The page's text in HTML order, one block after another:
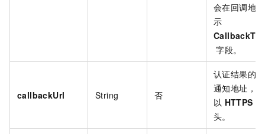
会在回调地
示
字段。
callbackUrl String 否
认证结果的
通知地址，
以 HTTPS
头。